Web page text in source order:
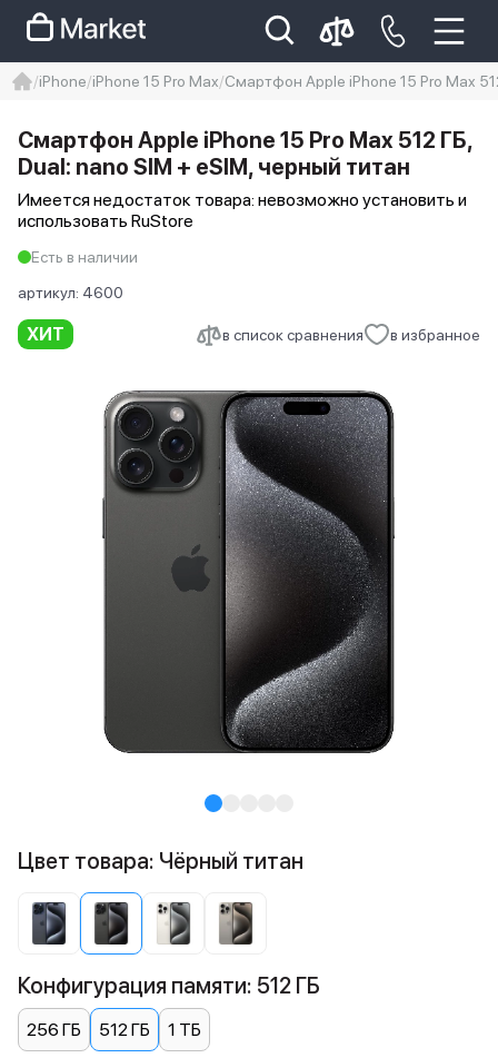
Iphone 14 pro max
айфон 14
iPhone iPhone 15 Pro Max Смартфон Apple iPhone 15 Pro Max
ХИТ в список сравнения в избранное
Смартфон Apple iPhone 15 Pro Max 512 ГБ,
Dual: nano SIM + eSIM, черный титан
Имеется недостаток товара: невозможно установить и
использовать RuStore
Есть в наличии
артикул: 4600
Цвет товара: Чёрный титан
Конфигурация памяти: 512 ГБ
256 ГБ 512 ГБ 1 ТБ